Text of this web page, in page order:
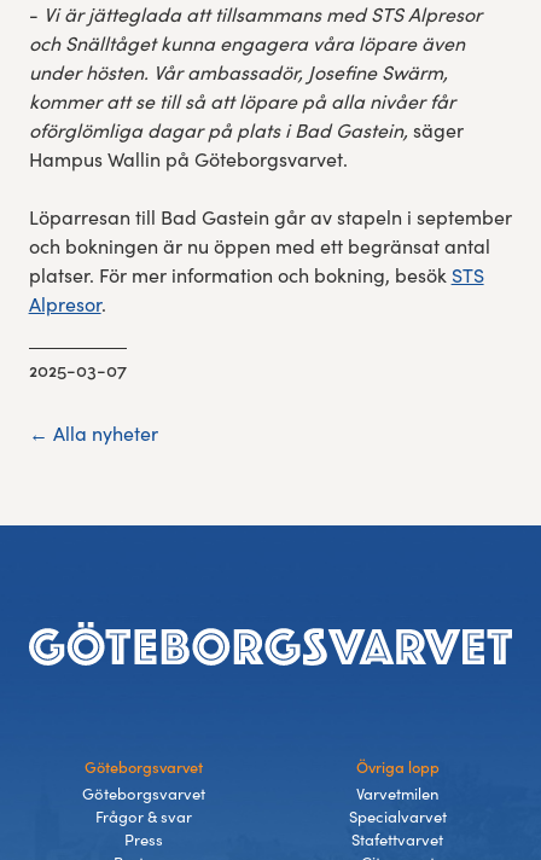
- Vi är jätteglada att tillsammans med STS Alpresor
och Snälltåget kunna engagera våra löpare även
under hösten. Vår ambassadör, Josefine Swärm,
kommer att se till så att löpare på alla nivåer får
oförglömliga dagar på plats i Bad Gastein, säger
Hampus Wallin på Göteborgsvarvet.
Löparresan till Bad Gastein går av stapeln i september
och bokningen är nu öppen med ett begränsat antal
platser. För mer information och bokning, besök STS
Alpresor.
2025-03-07
← Alla nyheter
Sidfot
Göteborgsvarvet
Göteborgsvarvet
Frågor & svar
Press
Övriga lopp
Varvetmilen
Specialvarvet
Stafettvarvet